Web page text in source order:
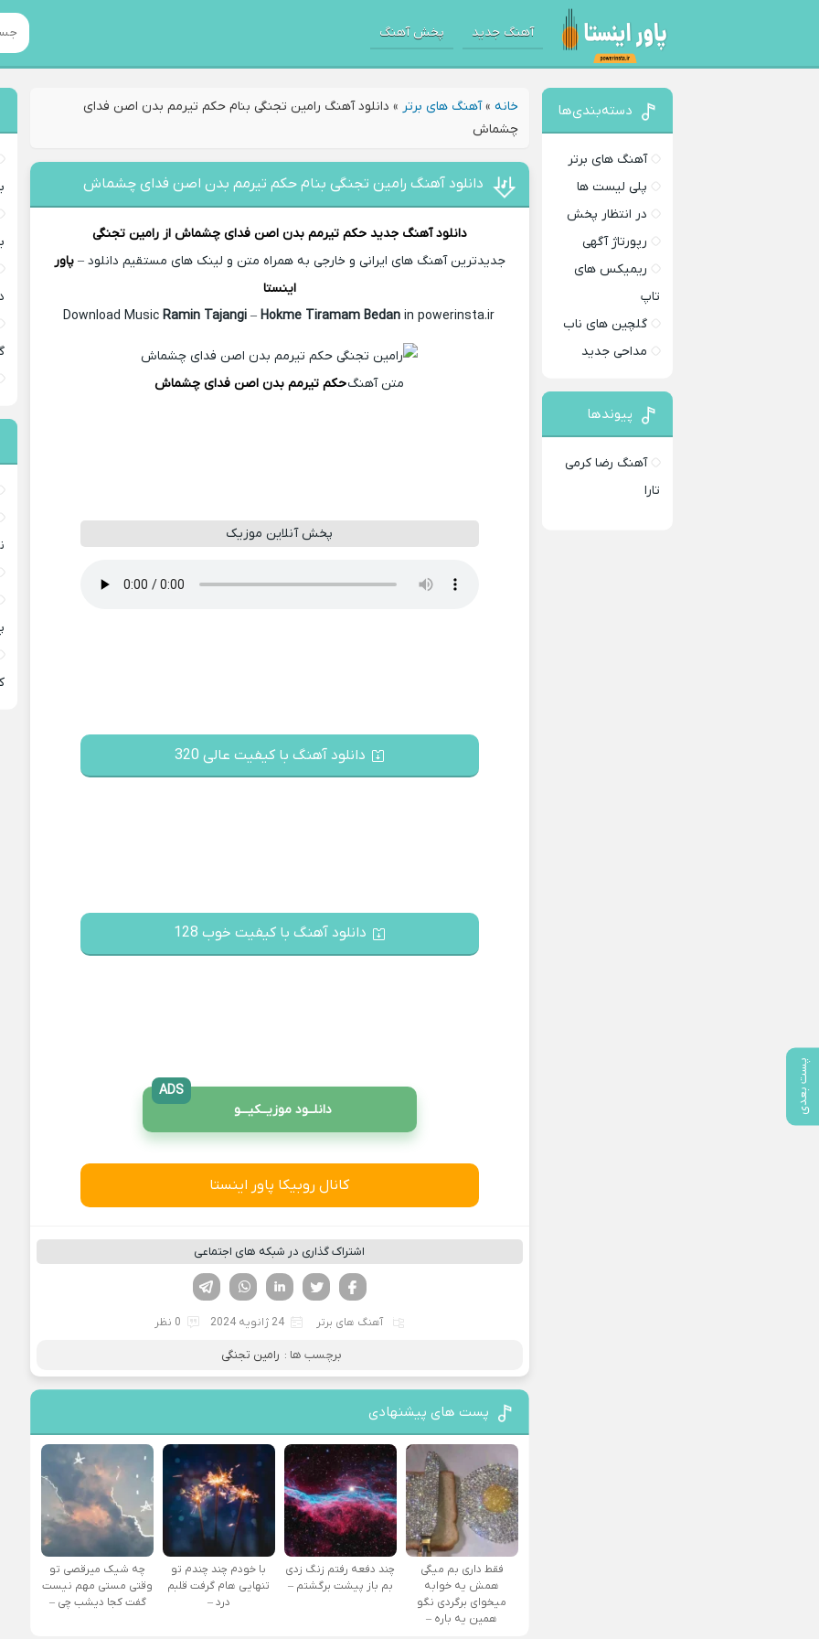
آهنگ جدید پخش آهنگ
خانه »آهنگ های برتر » دانلود آهنگ رامین تجنگی بنام حکم تیرمم بدن اصن فدای
چشماش
پست بعدی
دانلود آهنگ رامین تجنگی بنام حکم تیرمم بدن اصن فدای چشماش
دانلود آهنگ جدید حکم تیرمم بدن اصن فدای چشماش ازرامین تجنگی
جدیدترین آهنگ های ایرانی و خارجی به همراه متن و لینک های مستقیم دانلود –پاور
اینستا
Ramin Tajangi –Hokme Tiramam Bedanin powerinsta.ir
متن آهنگحکم تیرمم بدن اصن فدای چشماش
پخش آنلاین موزیک
دانلود آهنگ با کیفیت عالی 320
دانلود آهنگ با کیفیت خوب 128
دانلــود موزیــکیـــو
ADS
کانال روبیکا پاور اینستا
اشتراک گذاری در شبکه های اجتماعی
لینکدین تویتر
فیسوک
آهنگ های برتر 24 ژانویه 2024 0 نظر
برچسب ها : رامین تجنگی
پست های پیشنهادی
فقط داری بم میگی
همش یه خوابه
میخوای برگردی نگو
همین یه باره –
چند دفعه رفتم زنگ زدی
بم باز پیشت برگشتم –
با خودم چند چندم تو
تنهایی هام گرفت قلبم
درد –
چه شیک میرقصی تو
وقتی مستی مهم نیست
گفت کجا دیشب چی –
دسته‌بندی‌ها
آهنگ های برتر
پلی لیست ها
در انتظار پخش
رپورتاژ آگهی
ریمیکس های
تاپ
گلچین های ناب
مداحی جدید
پیوندها
آهنگ رضا کرمی
تارا